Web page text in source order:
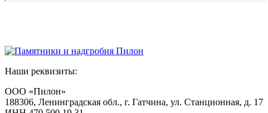
Наши реквизиты:
ООО «Пилон»
188306, Ленинградская обл., г. Гатчина, ул. Станционная, д. 17